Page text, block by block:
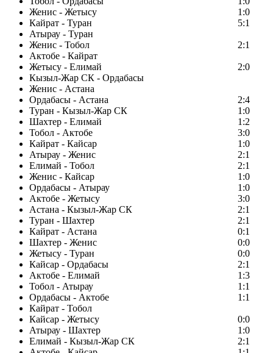
Женис - Жетысу
1:0
Кайрат - Туран
5:1
Атырау - Туран
Женис - Тобол
2:1
Актобе - Кайрат
Жетысу - Елимай
2:0
Кызыл-Жар СК - Ордабасы
Женис - Астана
Ордабасы - Астана
2:4
Туран - Кызыл-Жар СК
1:0
Шахтер - Елимай
1:2
Тобол - Актобе
3:0
Кайрат - Кайсар
1:0
Атырау - Женис
2:1
Елимай - Тобол
2:1
Женис - Кайсар
1:0
Ордабасы - Атырау
1:0
Актобе - Жетысу
3:0
Астана - Кызыл-Жар СК
2:1
Туран - Шахтер
2:1
Кайрат - Астана
0:1
Шахтер - Женис
0:0
Жетысу - Туран
0:0
Кайсар - Ордабасы
2:1
Актобе - Елимай
1:3
Тобол - Атырау
1:1
Ордабасы - Актобе
1:1
Кайрат - Тобол
Кайсар - Жетысу
0:0
Атырау - Шахтер
1:0
Елимай - Кызыл-Жар СК
2:1